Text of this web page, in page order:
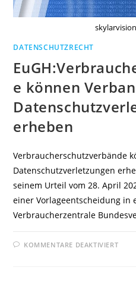
DATENSCHUTZRECHT
e können
erheben
Verbraucherschutzverbände
Datenschutzverletzungen
seinem Urteil vom 28. April
einer Vorlageentscheidung in
Verbraucherzentrale
KOMMENTARE DEAKTIVIERTFÜR